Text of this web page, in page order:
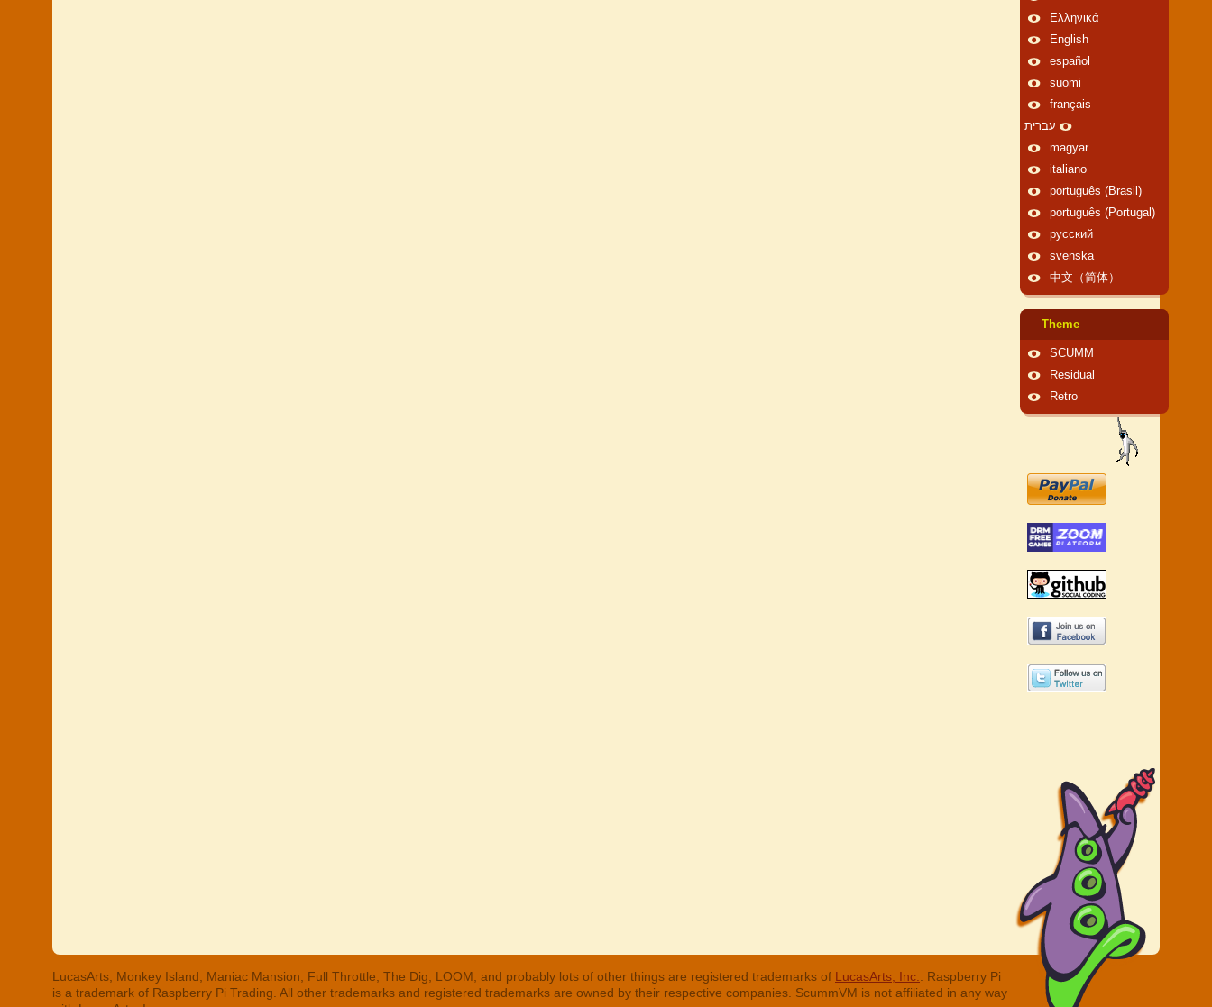
Ελληνικά
English
español
suomi
français
עברית
magyar
italiano
português (Brasil)
português (Portugal)
русский
svenska
中文（简体）
Theme
SCUMM
Residual
Retro
LucasArts, Monkey Island, Maniac Mansion, Full Throttle, The Dig, LOOM, and probably lots of other things are registered trademarks of LucasArts, Inc.
. Raspberry Pi
is a trademark of Raspberry Pi Trading. All other trademarks and registered trademarks are owned by their respective companies. ScummVM is not affiliated in any way